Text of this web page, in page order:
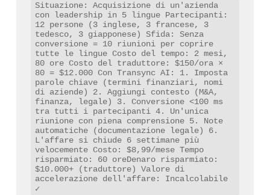
Situazione: Acquisizione di un'azienda
con leadership in 5 lingue Partecipanti:
12 persone (3 inglese, 3 francese, 3
tedesco, 3 giapponese) Sfida: Senza
conversione = 10 riunioni per coprire
tutte le lingue Costo del tempo: 2 mesi,
80 ore Costo del traduttore: $150/ora ×
80 = $12.000 Con Transync AI: 1. Imposta
parole chiave (termini finanziari, nomi
di aziende) 2. Aggiungi contesto (M&A,
finanza, legale) 3. Conversione <100 ms
tra tutti i partecipanti 4. Un'unica
riunione con piena comprensione 5. Note
automatiche (documentazione legale) 6.
L'affare si chiude 6 settimane più
velocemente Costo: $8,99/mese Tempo
risparmiato: 60 oreDenaro risparmiato:
$10.000+ (traduttore) Valore di
accelerazione dell'affare: Incalcolabile
✓